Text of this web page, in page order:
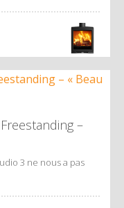
–
3 ne nous a pas